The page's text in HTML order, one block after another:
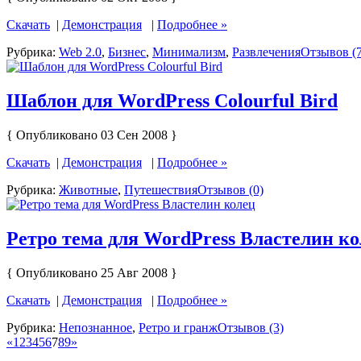
Скачать | Демонстрация | Подробнее »
Рубрика: Web 2.0, Бизнес, Минимализм, РазвлеченияОтзывов
Шаблон для WordPress Colourful Bird
{ Опубликовано 03 Сен 2008 }
Скачать | Демонстрация | Подробнее »
Рубрика: Животные, ПутешествияОтзывов (0)
Ретро тема для WordPress Властелин
{ Опубликовано 25 Авг 2008 }
Скачать | Демонстрация | Подробнее »
Рубрика: Непознанное, Ретро и гранжОтзывов (3)
«1 23456789»